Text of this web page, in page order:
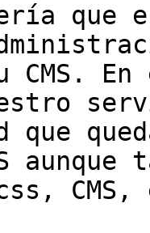
que
que
aunque